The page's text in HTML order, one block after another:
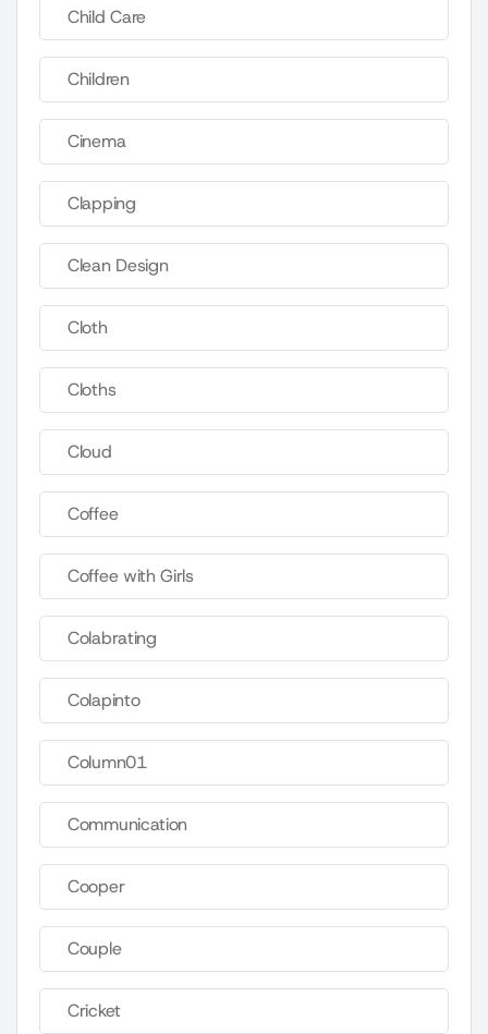
Child Care
Children
Cinema
Clapping
Clean Design
Cloth
Cloths
Cloud
Coffee
Coffee with Girls
Colabrating
Colapinto
Column01
Communication
Cooper
Couple
Cricket